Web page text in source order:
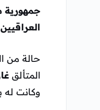
جمهورية
حالة من
المتألق
وكانت له